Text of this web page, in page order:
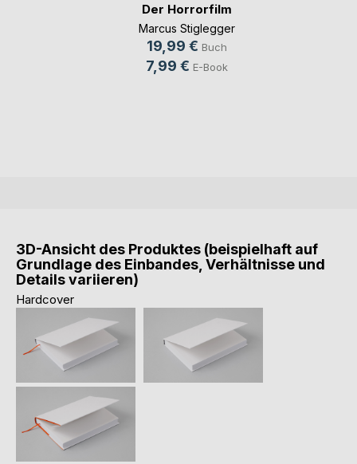
Der Horrorfilm
Marcus Stiglegger
19,99 € Buch
7,99 € E-Book
3D-Ansicht des Produktes (beispielhaft auf
Grundlage des Einbandes, Verhältnisse und
Details variieren)
Hardcover